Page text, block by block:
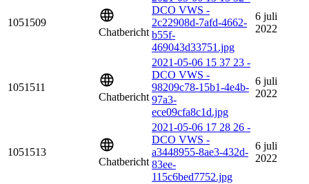
1051509
Chatbericht
DCO VWS -
2c22908d-7afd-4662-
b55f-
469043d33751.jpg
6 juli
2022
1051511
Chatbericht
2021-05-06 15 37 23 -
DCO VWS -
98209c78-15b1-4e4b-
97a3-
ece09cfa8c1d.jpg
6 juli
2022
1051513
Chatbericht
2021-05-06 17 28 26 -
DCO VWS -
a3448955-8ae3-432d-
83ee-
115c6bed7752.jpg
6 juli
2022